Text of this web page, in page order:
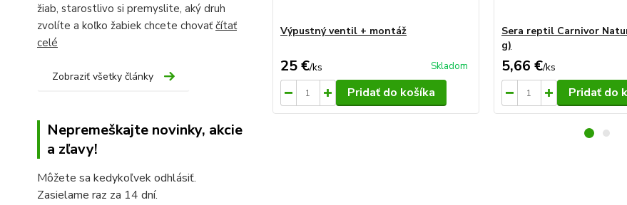
žiab, starostlivo si premyslite, aký druh
zvolíte a koľko žabiek chcete chovaťčítať
celé
Zobraziť všetky články
Nepremeškajte novinky, akcie
a zľavy!
Môžete sa kedykoľvek odhlásiť.
Zasielame raz za 14 dní.
Výpustný ventil + montáž
25 €/ks Skladom
Pridať do košíka
Sera reptil Carnivor
g)
5,66 €/ks
Pridať do